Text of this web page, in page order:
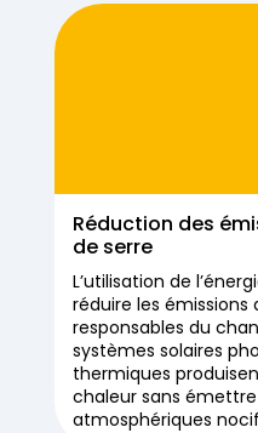
Réduction des
de serre
L’utilisation de
réduire les
responsables du
systèmes solaires
thermiques
chaleur sans
atmosphériques